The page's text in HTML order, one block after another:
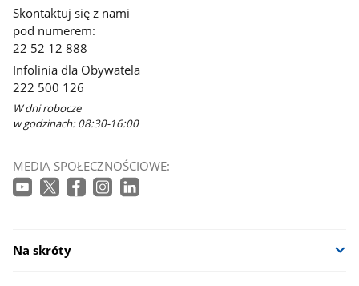
Skontaktuj się z nami
pod numerem:
22 52 12 888
Infolinia dla Obywatela
222 500 126
W dni robocze
w godzinach: 08:30-16:00
MEDIA SPOŁECZNOŚCIOWE:
Na skróty